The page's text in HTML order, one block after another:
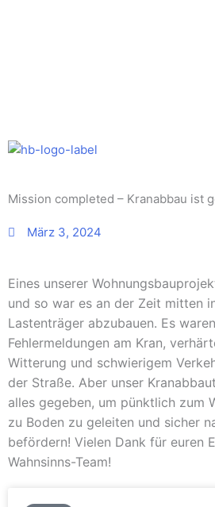
Mission completed – Kranabbau ist
März 3, 2024
Eines unserer
und so war es an der Zeit mitten
Lastenträger abzubauen. Es
Fehlermeldungen am Kran,
Witterung und schwierigem
der Straße. Aber unser
alles gegeben, um pünktlich zum
zu Boden zu geleiten und sicher
befördern! Vielen Dank für euren
Wahnsinns-Team!